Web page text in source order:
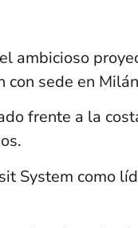
ambicioso
con sede en
frente a la
System como